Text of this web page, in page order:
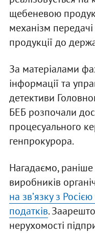
щебеневою
механізм
продукції до
За матеріалами
інформації та
детективи
БЕБ розпочали
процесуального
генпрокурора.
Нагадаємо,
виробників
на звʼязку з
податків.
нерухомості